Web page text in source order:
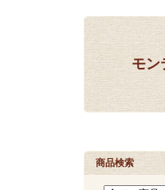
モン
商品検索